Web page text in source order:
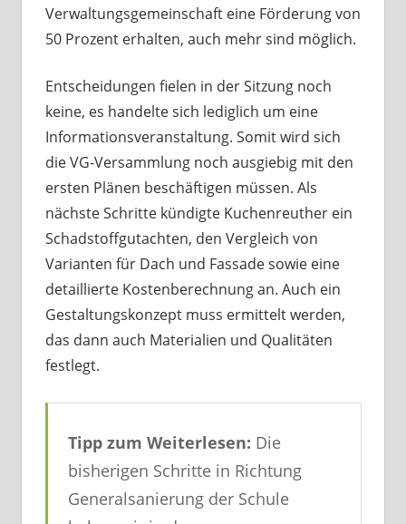
Verwaltungsgemeinschaft eine Förderung von
50 Prozent erhalten, auch mehr sind möglich.
Entscheidungen fielen in der Sitzung noch
keine, es handelte sich lediglich um eine
Informationsveranstaltung. Somit wird sich
die VG-Versammlung noch ausgiebig mit den
ersten Plänen beschäftigen müssen. Als
nächste Schritte kündigte Kuchenreuther ein
Schadstoffgutachten, den Vergleich von
Varianten für Dach und Fassade sowie eine
detaillierte Kostenberechnung an. Auch ein
Gestaltungskonzept muss ermittelt werden,
das dann auch Materialien und Qualitäten
festlegt.
Tipp zum Weiterlesen: Die
bisherigen Schritte in Richtung
Generalsanierung der Schule